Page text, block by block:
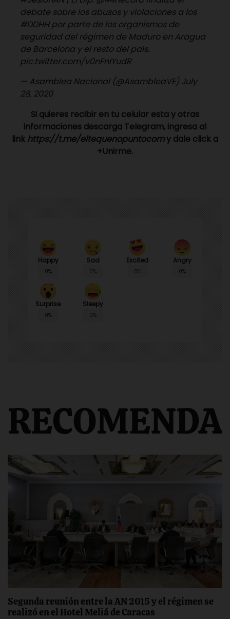
debate sobre los abusos y violaciones a los
#DDHHpor parte de los organismos de
seguridad del régimen de Maduro en Aragua
de Barcelona y el resto del país.
pic.twitter.com/v0nFnIYudR
— Asamblea Nacional (@AsambleaVE) July
28, 2020
Si quieres recibir en tu celular esta y otras
informaciones descarga Telegram, ingresa al
link https://t.me/eltequenopuntocomy dale click a
+Unirme.
Happy
0%
Sad
0%
Excited
0%
Angry
0%
Surprise
0%
Sleepy
0%
Segunda reunión entre la AN 2015 y el régimen se
realizó en el Hotel Meliá de Caracas